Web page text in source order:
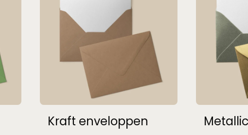
Kraft enveloppen